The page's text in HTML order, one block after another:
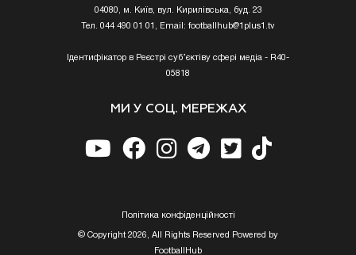
04080, м. Київ, вул. Кирилівська, буд. 23
Тел. 044 490 01 01, Email: footballhub@1plus1.tv
Ідентифікатор в Реєстрі суб’єктіву сфері медіа - R40-
05818
МИ У СОЦ. МЕРЕЖАХ
Полiтика конфiденцiйностi
© Copyright 2026, All Rights Reserved Powered by
FootballHub